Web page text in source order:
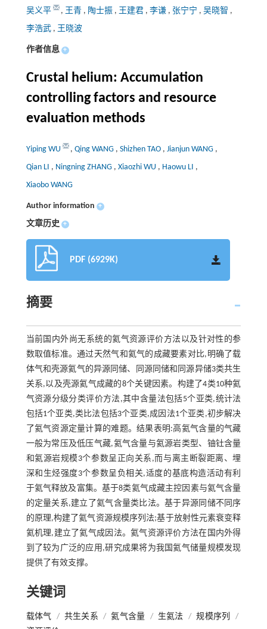
吴义平 , 王青 , 陶士振 , 王建君 , 李谦 , 张宁宁 , 吴晓智 ,
李浩武 , 王晓波
作者信息 +
Crustal helium: Accumulation
controlling factors and resource
evaluation methods
Yiping WU , Qing WANG , Shizhen TAO , Jianjun WANG ,
Qian LI , Ningning ZHANG , Xiaozhi WU , Haowu LI ,
Xiaobo WANG
Author information +
文章历史 +
PDF (6929K)
摘要
当前国内外尚无系统的氦气资源评价方法以及针对性的参
数取值标准。通过天然气和氦气的成藏要素对比,明确了载
体气和壳源氦气的异源同储、同源同储和同源异储3类共生
关系,以及壳源氦气成藏的8个关键因素。构建了4类10种氦
气资源分级分类评价方法,其中含量法包括5个亚类,统计法
包括1个亚类,类比法包括3个亚类,成因法1个亚类,初步解决
了氦气资源定量计算的难题。结果表明:高氦气含量的气藏
一般为常压及低压气藏,氦气含量与氦源岩类型、铀钍含量
和氦源岩规模3个参数呈正向关系,而与离主断裂距离、埋
深和生烃强度3个参数呈负相关,适度的基底构造活动有利
于氦气释放及富集。基于8类氦气成藏主控因素与氦气含量
的定量关系,建立了氦气含量类比法。基于异源同储不同序
的原理,构建了氦气资源规模序列法;基于放射性元素衰变释
氦机理,建立了氦气成因法。氦气资源评价方法在国内外得
到了较为广泛的应用,研究成果将为我国氦气储量规模发现
提供了有效支撑。
关键词
载体气 / 共生关系 / 氦气含量 / 生氦法 / 规模序列
/